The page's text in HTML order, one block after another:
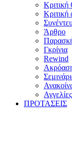
Άρθρο
Γκρίνια
Rewind
Αγγελίες
ΠΡΟΤΑΣΕΙΣ